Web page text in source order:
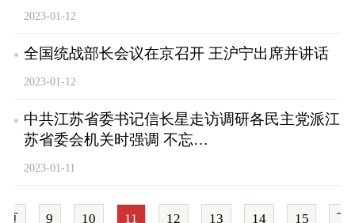
2023-01-12
全国统战部长会议在京召开 王沪宁出席并讲话
2023-01-12
中共江苏省委书记信长星走访调研各民主党派江
苏省委会机关时强调 不忘…
2023-01-11
页 9 10 11 12 13 14 15 下